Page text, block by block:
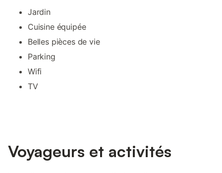
Jardin
Cuisine équipée
Belles pièces de vie
Parking
Wifi
TV
Voyageurs et activités